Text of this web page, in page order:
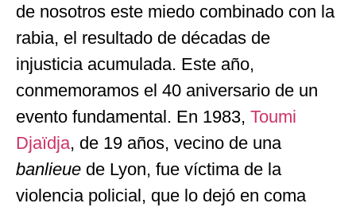
de nosotros este miedo combinado con la
rabia, el resultado de décadas de
injusticia acumulada. Este año,
conmemoramos el 40 aniversario de un
evento fundamental. En 1983, Toumi
Djaïdja, de 19 años, vecino de una
banlieue de Lyon, fue víctima de la
violencia policial, que lo dejó en coma